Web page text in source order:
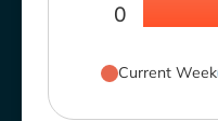
0
Current Week